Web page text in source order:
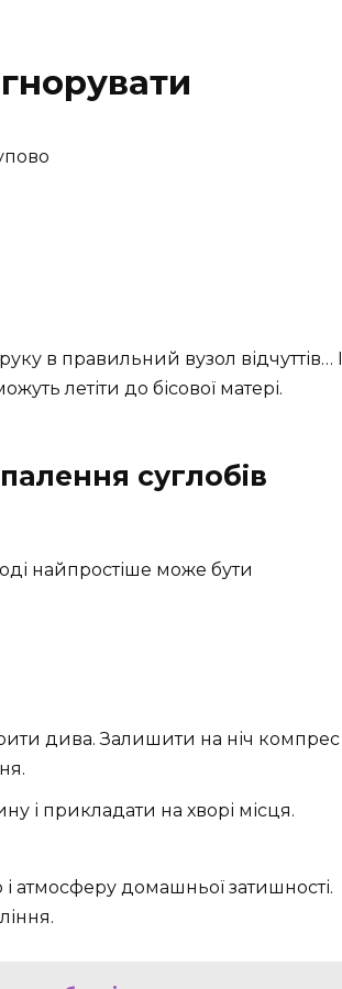
в правильний вузол відчуттів… І
летіти до бісової матері.
суглобів
найпростіше може бути
дива. Залишити на ніч компрес
і прикладати на хворі місця.
атмосферу домашньої затишності.